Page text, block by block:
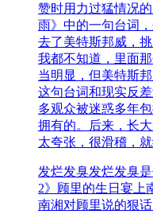
赞时用力过猛情况
雨》中的一句台词
去了美特斯邦威，
我都不知道，里面
当明显，但美特斯
这句台词和现实反
多观众被迷惑多年
拥有的。后来，长
太夸张，很滑稽，
发烂发臭发烂发臭
2》顾里的生日宴上
南湘对顾里说的狠